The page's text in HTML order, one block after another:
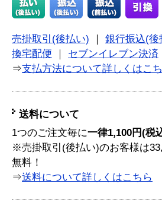
売掛取引(後払い)
銀行振込(後
換宅配便
セブンイレブン決済
⇒支払方法について詳しくはこ
送料について
1つのご注文毎に一律1,100円(税
※売掛取引(後払い)のお客様は
無料！
⇒送料について詳しくはこちら